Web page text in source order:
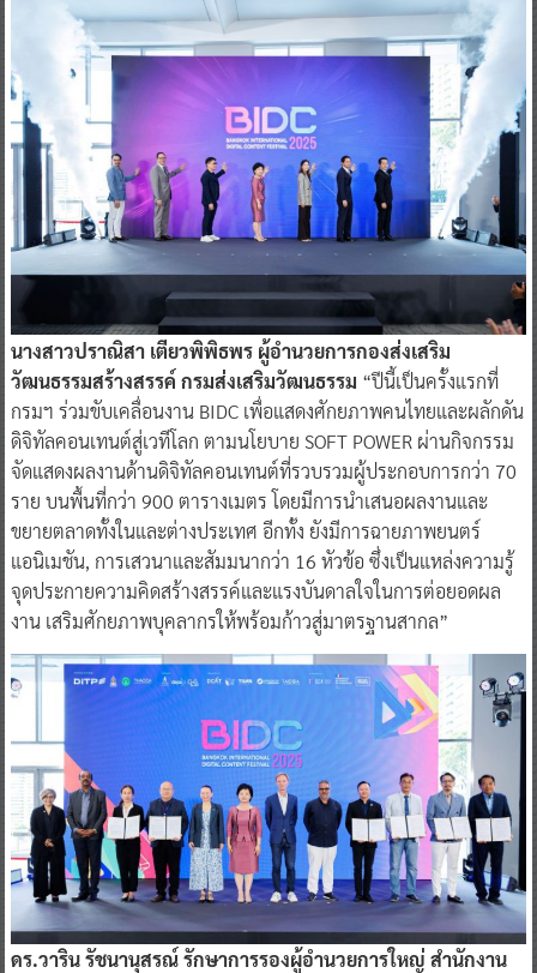
นางสาวปราณิสา เตียวพิพิธพร ผู้อำนวยการกองส่งเสริม
วัฒนธรรมสร้างสรรค์ กรมส่งเสริมวัฒนธรรม “ปีนี้เป็นครั้งแรกที่
กรมฯ ร่วมขับเคลื่อนงาน BIDC เพื่อแสดงศักยภาพคนไทยและผลักดัน
ดิจิทัลคอนเทนต์สู่เวทีโลก ตามนโยบาย SOFT POWER ผ่านกิจกรรม
จัดแสดงผลงานด้านดิจิทัลคอนเทนต์ที่รวบรวมผู้ประกอบการกว่า 70
ราย บนพื้นที่กว่า 900 ตารางเมตร โดยมีการนำเสนอผลงานและ
ขยายตลาดทั้งในและต่างประเทศ อีกทั้ง ยังมีการฉายภาพยนตร์
แอนิเมชัน, การเสวนาและสัมมนากว่า 16 หัวข้อ ซึ่งเป็นแหล่งความรู้
จุดประกายความคิดสร้างสรรค์และแรงบันดาลใจในการต่อยอดผล
งาน เสริมศักยภาพบุคลากรให้พร้อมก้าวสู่มาตรฐานสากล”
ดร.วาริน รัชนานุสรณ์ รักษาการรองผู้อำนวยการใหญ่ สำนักงาน